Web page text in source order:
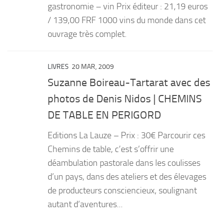
gastronomie – vin Prix éditeur : 21,19 euros
/ 139,00 FRF 1000 vins du monde dans cet
ouvrage très complet.
LIVRES 20 MAR, 2009
Suzanne Boireau-Tartarat avec des
photos de Denis Nidos | CHEMINS
DE TABLE EN PERIGORD
Editions La Lauze – Prix : 30€ Parcourir ces
Chemins de table, c’est s’offrir une
déambulation pastorale dans les coulisses
d’un pays, dans des ateliers et des élevages
de producteurs consciencieux, soulignant
autant d’aventures...